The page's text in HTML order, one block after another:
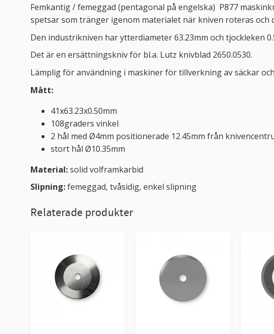
Femkantig / femeggad (pentagonal på engelska) P877
spetsar som tränger igenom materialet när kniven roteras
Den industrikniven har ytterdiameter 63.23mm och tjockleken
Det är en ersättningskniv för bl.a. Lutz knivblad 2650.0530.
Lämplig för användning i maskiner för tillverkning av säckar
Mått:
41x63.23x0.50mm
108graders vinkel
2 hål med Ø4mm positionerade 12.45mm från
stort hål Ø10.35mm
Material:solid volframkarbid
Slipning:femeggad, tvåsidig, enkel slipning
Relaterade produkter